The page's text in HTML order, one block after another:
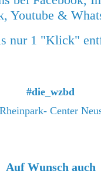
Youtube &
nur 1 "Klick"
#die_wzbd
Center
Auf Wunsch auch